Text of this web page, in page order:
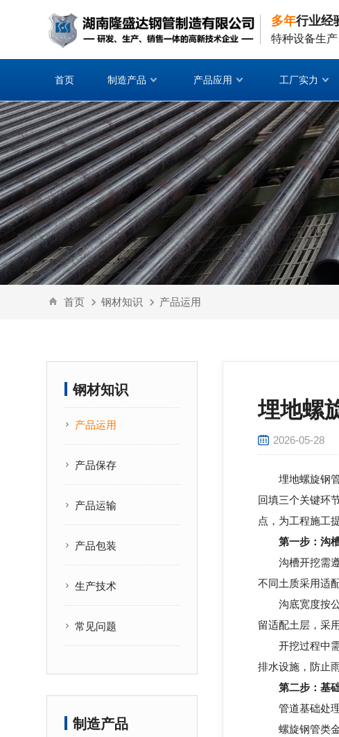
多年行业经
特种设备生产
首页 制造产品 产品应用 工厂实力
首页 钢材知识 产品运用
钢材知识
产品运用
产品保存
产品运输
产品包装
生产技术
常见问题
制造产品
埋地螺
2026-05-28
埋地螺旋钢
回填三个关键环
点，为工程施工
第一步：沟
沟槽开挖需遵
不同土质采用适
沟底宽度按公
留适配土层，采
开挖过程中需
排水设施，防止
第二步：基
管道基础处理
螺旋钢管类